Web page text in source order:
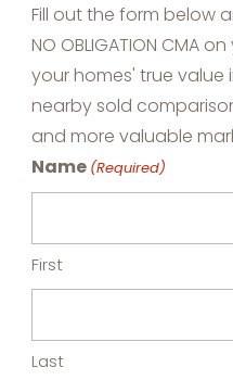
Fill out the form below
NO OBLIGATION CMA
your homes' true value
nearby sold
and more valuable
Name (Required)
First
Last